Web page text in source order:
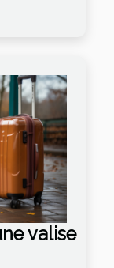
valise